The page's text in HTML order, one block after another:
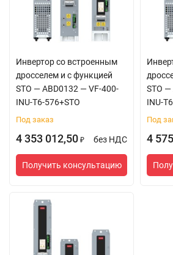
Инвертор со встроенным
дросселем и с функцией
STO — ABD0132 — VF-400-
INU-T6-576+STO
Под заказ
4 353 012,50 ₽ без НДС
Получить консультацию
STO
INU-
Под
4